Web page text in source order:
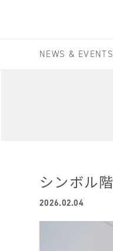
NEWS & EVENTS
シンボル
2026.02.04